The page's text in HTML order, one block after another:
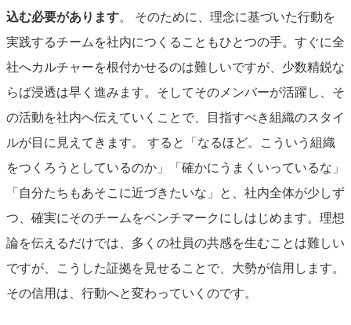
込む必要があります。
そのために、理念に基づいた行動を
実践するチームを社内につくることもひとつの手。すぐに全
社へカルチャーを根付かせるのは難しいですが、少数精鋭な
らば浸透は早く進みます。そしてそのメンバーが活躍し、そ
の活動を社内へ伝えていくことで、目指すべき組織のスタイ
ルが目に見えてきます。
すると「なるほど。こういう組織
をつくろうとしているのか」「確かにうまくいっているな」
「自分たちもあそこに近づきたいな」と、社内全体が少しず
つ、確実にそのチームをベンチマークにしはじめます。 理想
論を伝えるだけでは、多くの社員の共感を生むことは難しい
ですが、こうした証拠を見せることで、大勢が信用します。
その信用は、行動へと変わっていくのです。